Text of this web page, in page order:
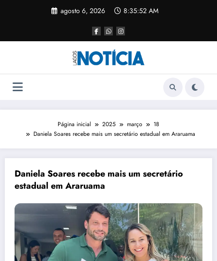
agosto 6, 2026 8:35:52 AM
Página inicial 2025 março
18
Daniela Soares recebe mais um secretário estadual em Araruama
Daniela Soares recebe mais um secretário
estadual em Araruama